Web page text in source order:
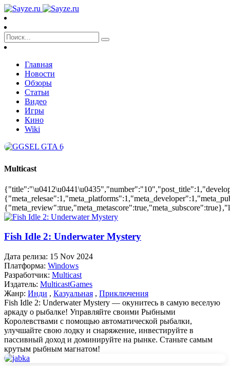
Главная
Новости
Обзоры
Статьи
Видео
Игры
Кино
Wiki
Multicast
Fish Idle 2: Underwater Mystery
Дата релиза: 15 Nov 2024
Платформа: Windows
Разработчик: Multicast
Издатель: MulticastGames
Жанр: Инди , Казуальная , Приключения
Fish Idle 2: Underwater Mystery — окунитесь в самую веселую
аркаду о рыбалке! Управляйте своими Рыбными
Королевствами с помощью автоматической рыбалки,
улучшайте свою лодку и снаряжение, инвестируйте в
пассивный доход и доминируйте на рынке. Станьте самым
крутым рыбным магнатом!